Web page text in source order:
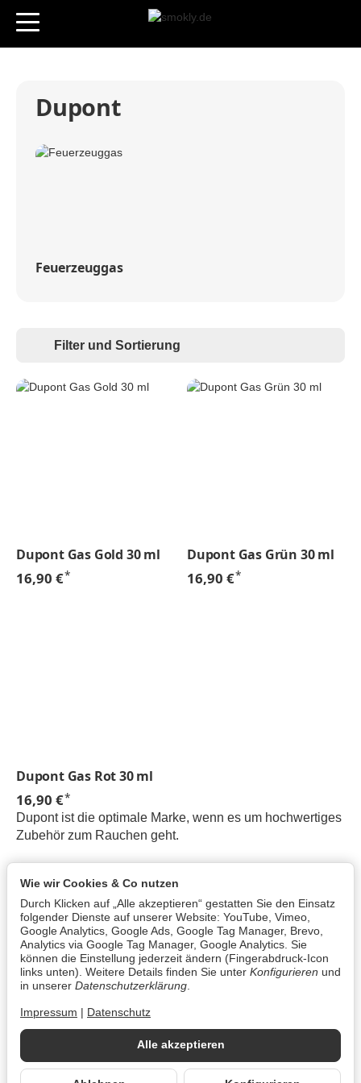
Dupont
Feuerzeuggas
Filter und Sortierung
Dupont Gas Gold 30 ml
16,90 €*
Dupont Gas Grün 30 ml
16,90 €*
Dupont Gas Rot 30 ml
16,90 €*
Dupont ist die optimale Marke, wenn es um hochwertiges
Zubehör zum Rauchen geht.
Informationen
Gesetzliche Informationen
Newsletter Abonnieren
Datenschutzerklärung•Impressum
Alle akzeptieren
Wie wir Cookies & Co nutzen
Durch Klicken auf „Alle akzeptieren“ gestatten Sie den Einsatz
folgender Dienste auf unserer Website: YouTube, Vimeo,
Google Analytics, Google Ads, Google Tag Manager, Brevo,
Analytics via Google Tag Manager, Google Analytics. Sie
können die Einstellung jederzeit ändern (Fingerabdruck-Icon
links unten). Weitere Details finden Sie unter Konfigurieren und
in unserer Datenschutzerklärung.
Impressum Datenschutz